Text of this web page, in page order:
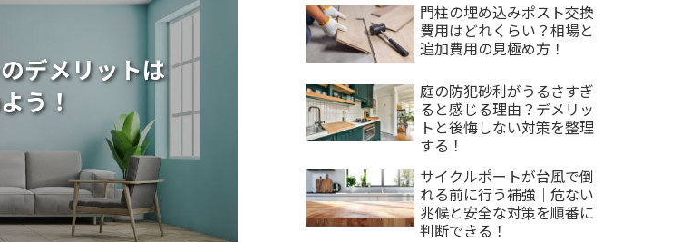
デメリットは
う！
門柱の埋め込みポスト交換
費用はどれくらい？相場と
追加費用の見極め方！
庭の防犯砂利がうるさすぎ
ると感じる理由？デメリッ
トと後悔しない対策を整理
する！
サイクルポートが台風で倒
れる前に行う補強｜危ない
兆候と安全な対策を順番に
判断できる！